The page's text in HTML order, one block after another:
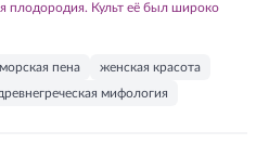
плодородия. Культ её был широко
морская пена
женская красота
мифология